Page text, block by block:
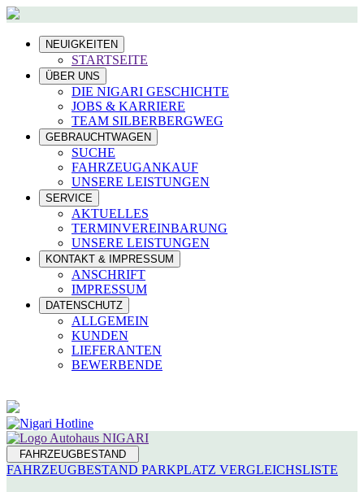
NEUIGKEITEN
STARTSEITE
ÜBER UNS
DIE NIGARI GESCHICHTE
JOBS & KARRIERE
TEAM SILBERBERGWEG
GEBRAUCHTWAGEN
SUCHE
FAHRZEUGANKAUF
UNSERE LEISTUNGEN
SERVICE
AKTUELLES
TERMINVEREINBARUNG
UNSERE LEISTUNGEN
KONTAKT & IMPRESSUM
ANSCHRIFT
IMPRESSUM
DATENSCHUTZ
ALLGEMEIN
KUNDEN
LIEFERANTEN
BEWERBENDE
FAHRZEUGBESTAND
FAHRZEUGBESTAND PARKPLATZ VERGLEICHSLISTE